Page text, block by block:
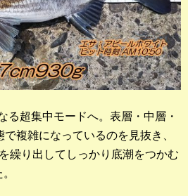
る超集中モードへ。表層・中層・
複雑になっているのを見抜き、
繰り出してしっかり底潮をつかむ